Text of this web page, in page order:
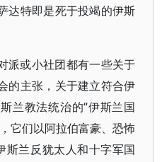
达特即是死于投竭的伊斯
派或小社团都有一些关于
的主张，关于建立符合伊
兰教法统治的“伊斯兰国
它们以阿拉伯富豪、恐怖
斯兰反犹太人和十字军国